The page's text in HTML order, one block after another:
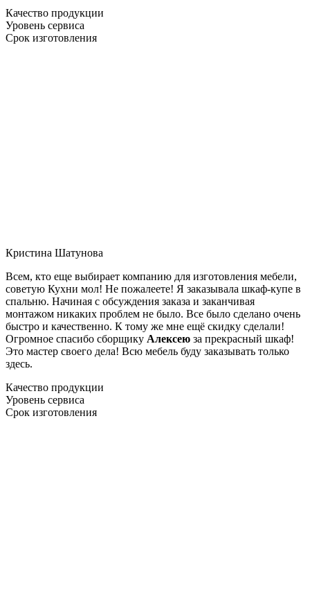
Качество продукции
Уровень сервиса
Срок изготовления
Кристина Шатунова
Всем, кто еще выбирает компанию для изготовления мебели,
советую Кухни мол! Не пожалеете! Я заказывала шкаф-купе в
спальню. Начиная с обсуждения заказа и заканчивая
монтажом никаких проблем не было. Все было сделано очень
быстро и качественно. К тому же мне ещё скидку сделали!
Огромное спасибо сборщику Алексею за прекрасный шкаф!
Это мастер своего дела! Всю мебель буду заказывать только
здесь.
Качество продукции
Уровень сервиса
Срок изготовления